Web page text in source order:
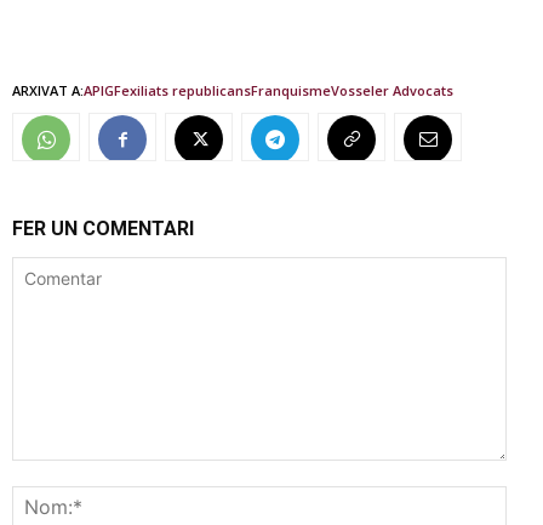
ARXIVAT A:APIGFexiliats republicansFranquismeVosseler Advocats
FER UN COMENTARI